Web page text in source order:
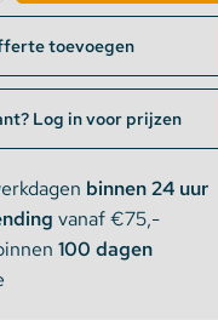
toevoegen
Log in voor prijzen
binnen 24 uur
vanaf €75,-
100 dagen